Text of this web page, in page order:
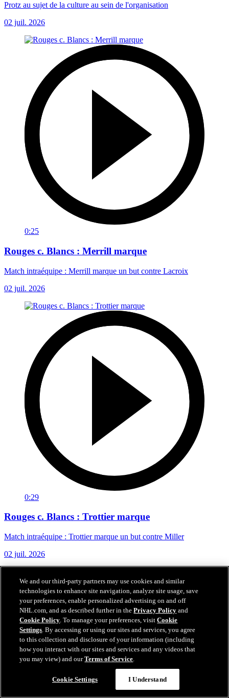
Protz au sujet de la culture au sein de l'organisation
02 juil. 2026
0:25
Rouges c. Blancs : Merrill marque
Match intraéquipe : Merrill marque un but contre Lacroix
02 juil. 2026
0:29
Rouges c. Blancs : Trottier marque
Match intraéquipe : Trottier marque un but contre Miller
02 juil. 2026
We and our third-party partners may use cookies and similar
technologies to enhance site navigation, analyze site usage, save
your preferences, enable personalized advertising on and off
NHL.com, and as described further in thePrivacy Policy and
Cookie Policy. To manage your preferences, visitCookie
Settings. By accessing or using our sites and services, you agree
to this collection and disclosure of your information (including
how you interact with our sites and services and any videos that
you may view) and ourTerms of Service.
Cookie Settings I Understand